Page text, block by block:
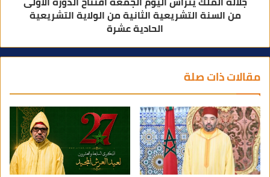
من السنة التشريعية الثانية من الولاية التشريعية
الحادية عشرة
مقالات ذات صلة